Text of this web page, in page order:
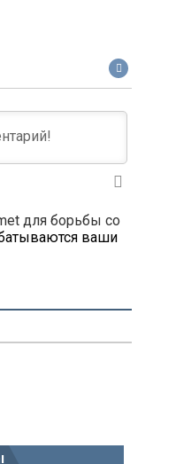
для борьбы со
ваши